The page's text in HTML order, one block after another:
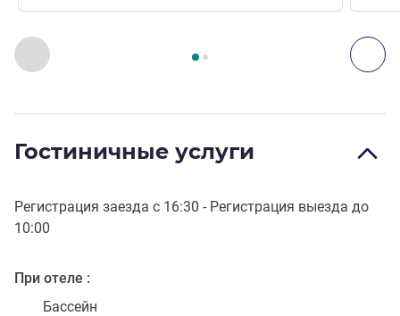
Назад - Искусство, культура и развлечения
Страница , Искусство, культура и развлечения 1 :,
Гостиничные услуги
Регистрация заезда с 16:30 - Регистрация выезда до
10:00
При отеле
Бассейн